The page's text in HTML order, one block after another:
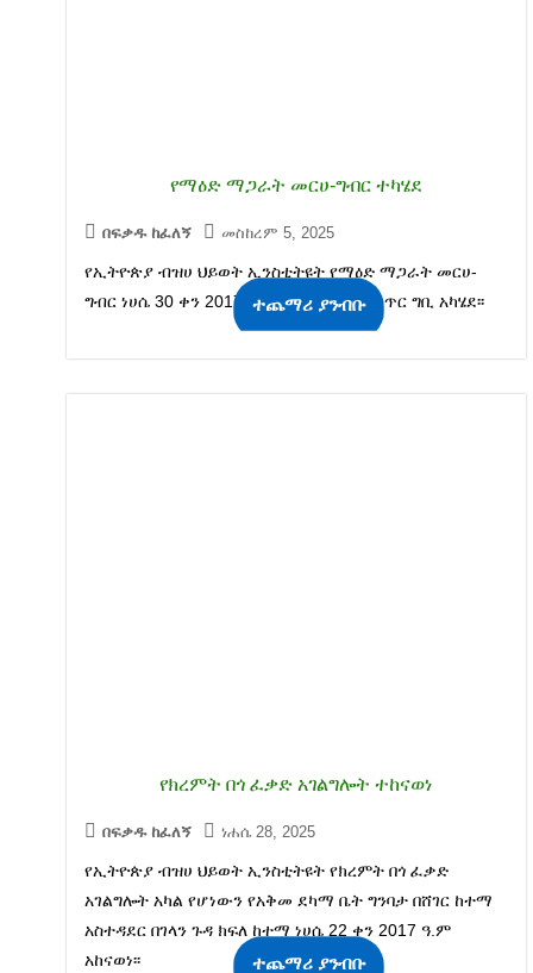
የማዕድ ማጋራት መርሀ-ግብር ተካሄደ
በፍቃዱ ከፈለኝ መስከረም 5, 2025
የኢትዮጵያ ብዝሀ ህይወት ኢንስቲትዩት የማዕድ ማጋራት መርሀ-
ግብር ነሀሴ 30 ቀን 2017 ዓ.ም በኢንስቲትዩቱ ቅጥር ግቢ አካሄደ፡፡
ተጨማሪ ያንብቡ
የክረምት በጎ ፈቃድ አገልግሎት ተከናወነ
በፍቃዱ ከፈለኝ ነሐሴ 28, 2025
የኢትዮጵያ ብዝሀ ህይወት ኢንስቲትዩት የክረምት በጎ ፈቃድ
አገልግሎት አካል የሆነውን የአቅመ ደካማ ቤት ግንባታ በሸገር ከተማ
አስተዳደር በገላን ጉዳ ክፍለ ከተማ ነሀሴ 22 ቀን 2017 ዓ.ም
አከናወነ፡፡
ተጨማሪ ያንብቡ